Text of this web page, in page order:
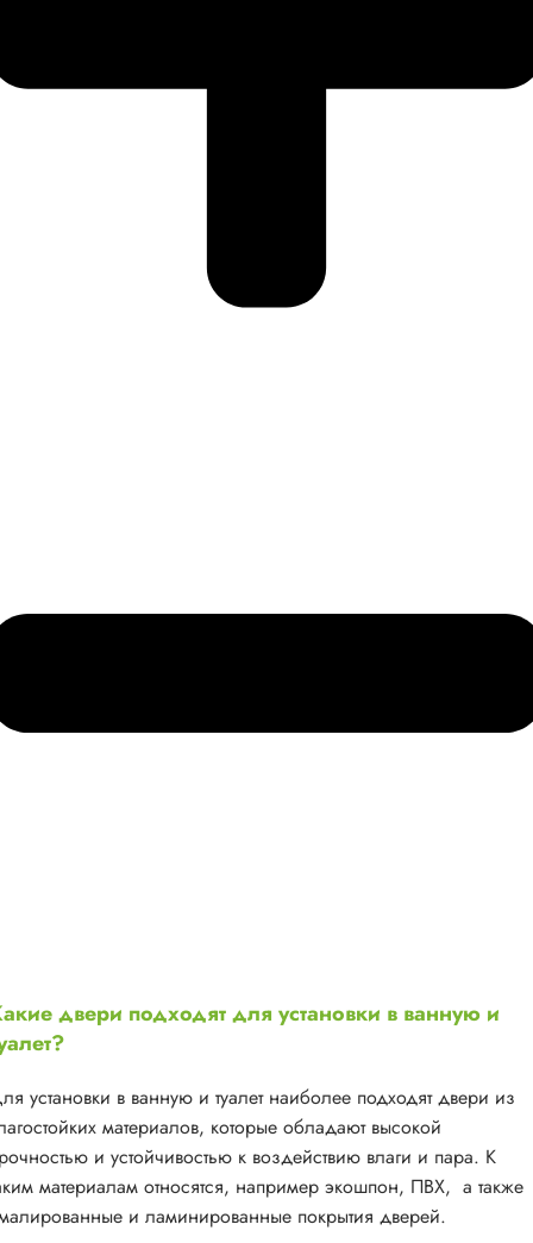
двери подходят для установки в ванную и
установки в ванную и туалет наиболее подходят двери из
материалов, которые обладают высокой
и устойчивостью к воздействию влаги и пара. К
материалам относятся, например экошпон, ПВХ, а также
и ламинированные покрытия дверей.